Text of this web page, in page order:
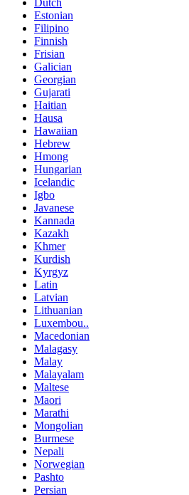
Dutch
Estonian
Filipino
Finnish
Frisian
Galician
Georgian
Gujarati
Haitian
Hausa
Hawaiian
Hebrew
Hmong
Hungarian
Icelandic
Igbo
Javanese
Kannada
Kazakh
Khmer
Kurdish
Kyrgyz
Latin
Latvian
Lithuanian
Luxembou..
Macedonian
Malagasy
Malay
Malayalam
Maltese
Maori
Marathi
Mongolian
Burmese
Nepali
Norwegian
Pashto
Persian